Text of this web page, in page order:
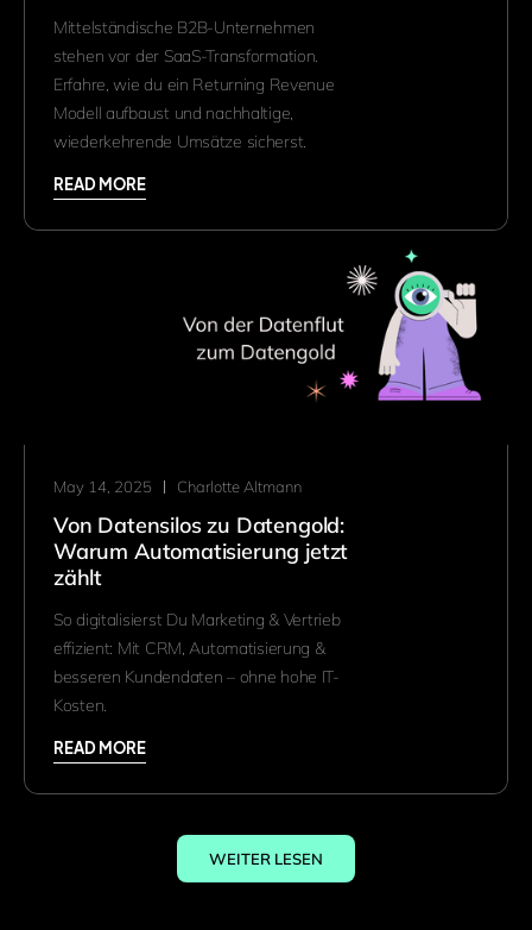
Mittelständische B2B-Unternehmen
stehen vor der SaaS-Transformation.
Erfahre, wie du ein Returning Revenue
Modell aufbaust und nachhaltige,
wiederkehrende Umsätze sicherst.
READ MORE
May 14, 2025 Charlotte Altmann
Von Datensilos zu Datengold:
Warum Automatisierung jetzt
zählt
So digitalisierst Du Marketing & Vertrieb
effizient: Mit CRM, Automatisierung &
besseren Kundendaten – ohne hohe IT-
Kosten.
READ MORE
WEITER LESEN